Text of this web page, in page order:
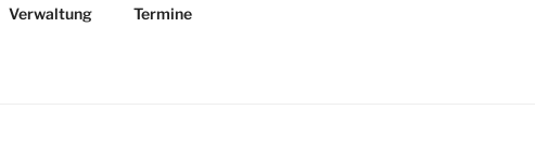
Verwaltung Termine